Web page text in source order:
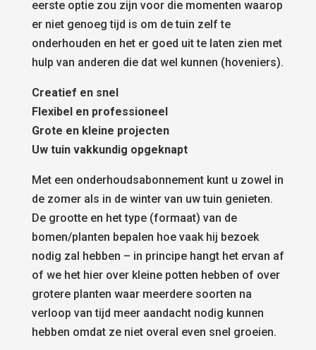
eerste optie zou zijn voor die momenten waarop
er niet genoeg tijd is om de tuin zelf te
onderhouden en het er goed uit te laten zien met
hulp van anderen die dat wel kunnen (hoveniers).
Creatief en snel
Flexibel en professioneel
Grote en kleine projecten
Uw tuin vakkundig opgeknapt
Met een onderhoudsabonnement kunt u zowel in
de zomer als in de winter van uw tuin genieten.
De grootte en het type (formaat) van de
bomen/planten bepalen hoe vaak hij bezoek
nodig zal hebben – in principe hangt het ervan af
of we het hier over kleine potten hebben of over
grotere planten waar meerdere soorten na
verloop van tijd meer aandacht nodig kunnen
hebben omdat ze niet overal even snel groeien.